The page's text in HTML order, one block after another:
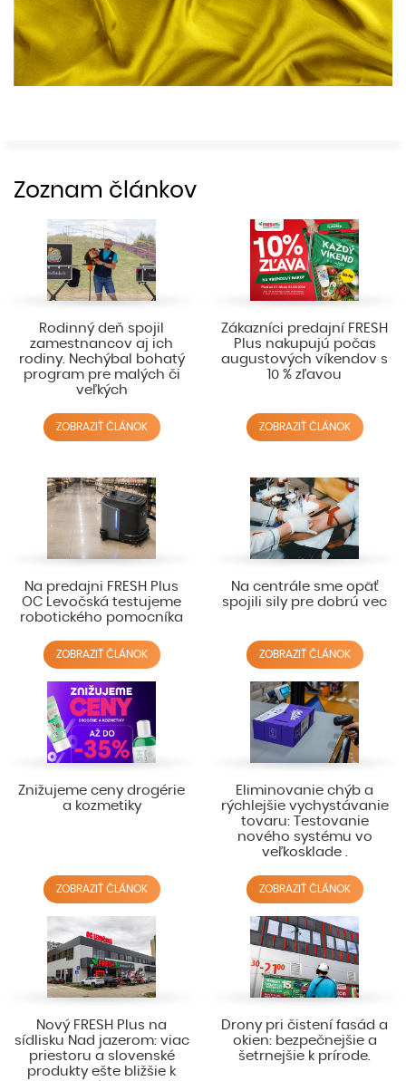
Zoznam článkov
Rodinný deň spojil
zamestnancov aj ich
rodiny. Nechýbal bohatý
program pre malých či
veľkých
ZOBRAZIŤ ČLÁNOK
Zákazníci predajní FRESH
Plus nakupujú počas
augustových víkendov s
10 % zľavou
ZOBRAZIŤ ČLÁNOK
Na predajni FRESH Plus
OC Levočská testujeme
robotického pomocníka
ZOBRAZIŤ ČLÁNOK
Na centrále sme opäť
spojili sily pre dobrú vec
ZOBRAZIŤ ČLÁNOK
Znižujeme ceny drogérie
a kozmetiky
ZOBRAZIŤ ČLÁNOK
Eliminovanie chýb a
rýchlejšie vychystávanie
tovaru: Testovanie
nového systému vo
veľkosklade .
ZOBRAZIŤ ČLÁNOK
Nový FRESH Plus na
sídlisku Nad jazerom: viac
priestoru a slovenské
produkty ešte bližšie k
Drony pri čistení fasád a
okien: bezpečnejšie a
šetrnejšie k prírode.